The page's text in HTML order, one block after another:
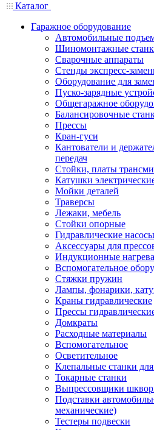
Каталог
Гаражное оборудование
Автомобильные
Шиномонтажные
Сварочные аппараты
Стенды экспресс-
Оборудование для
Пуско-зарядные
Общегаражное
Балансировочные
Прессы
Кран-гуси
Кантователи и
передач
Стойки, платы
Катушки
Мойки деталей
Траверсы
Лежаки, мебель
Стойки опорные
Гидравлические
Аксессуары для
Индукционные
Вспомогательное
Стяжки пружин
Лампы, фонарики,
Краны гидравлические
Прессы
Домкраты
Расходные материалы
Вспомогательное
Осветительное
Клепальные станки
Токарные станки
Выпрессовщики
Подставки
механические)
Тестеры подвески